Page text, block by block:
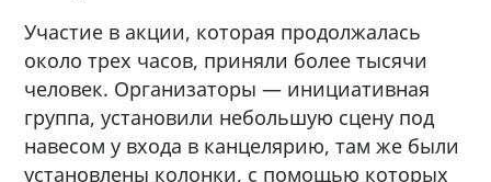
Участие в акции, которая продолжалась
около трех часов, приняли более тысячи
человек. Организаторы — инициативная
группа, установили небольшую сцену под
навесом у входа в канцелярию, там же были
установлены колонки, с помощью которых